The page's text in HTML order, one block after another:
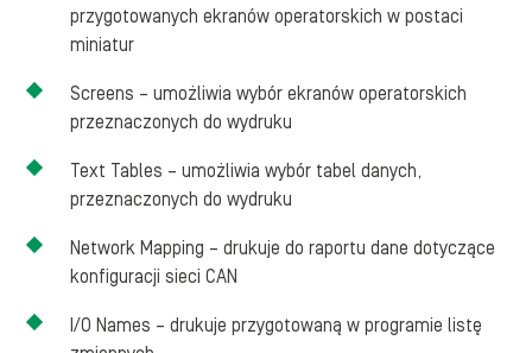
przygotowanych ekranów operatorskich w postaci
miniatur
Screens – umożliwia wybór ekranów operatorskich
przeznaczonych do wydruku
Text Tables – umożliwia wybór tabel danych,
przeznaczonych do wydruku
Network Mapping – drukuje do raportu dane dotyczące
konfiguracji sieci CAN
I/O Names – drukuje przygotowaną w programie listę